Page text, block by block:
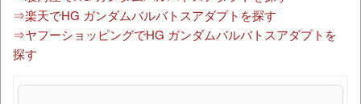
⇒楽天でHG ガンダムバルバトスアダプトを探す
⇒ヤフーショッピングでHG ガンダムバルバトスアダプトを
探す